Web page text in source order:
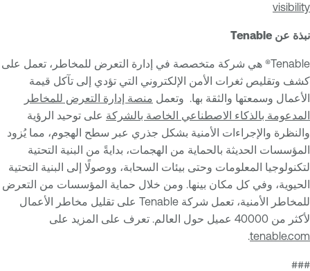
visibility
نبذة عن Tenable
Tenable® هي شركة متخصصة في إدارة التعرض للمخاطر، تعمل على
كشف وتقليص ثغرات الأمن الإلكتروني التي تؤدي إلى تآكل قيمة
الأعمال وسمعتها والثقة بها. وتعمل منصة إدارة التعرض للمخاطر
المدعومة بالذكاء الاصطناعي الخاصة بالشركة على توحيد الرؤية
والنظرة والإجراءات الأمنية بشكل جذري عبر سطح الهجوم، مما يُزود
المؤسسات الحديثة بالحماية من الهجمات، بدايةً من البنية التحتية
لتكنولوجيا المعلومات وحتى بيئات السحابة، ووصولًا إلى البنية التحتية
الحيوية، وفي كل مكان بينها. ومن خلال حماية المؤسسات من التعرض
للمخاطر الأمنية، تعمل شركة Tenable على تقليل مخاطر الأعمال
لأكثر من 40000 عميل حول العالم. تعرف على المزيد على
tenable.com
###